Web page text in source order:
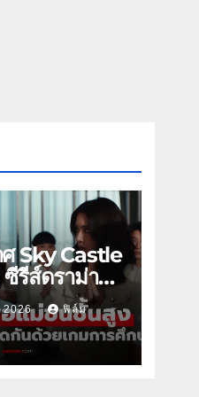
Sky Castle
รีส์ดราม่า
องวัน31
2026 ฟิล์ม